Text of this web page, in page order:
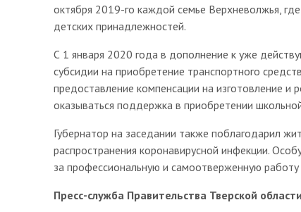
октября 2019-го каждой семье Верхневолжья,
детских принадлежностей.
С 1 января 2020 года в дополнение к уже
субсидии на приобретение транспортного
предоставление компенсации на изготовление
оказываться поддержка в приобретении
Губернатор на заседании также поблагодарил
распространения коронавирусной инфекции.
за профессиональную и самоотверженную
Пресс-служба Правительства Тверской области